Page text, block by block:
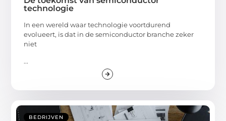
technologie
In een wereld waar technologie voortdurend
evolueert, is dat in de semiconductor branche zeker
niet
...
BEDRIJVEN